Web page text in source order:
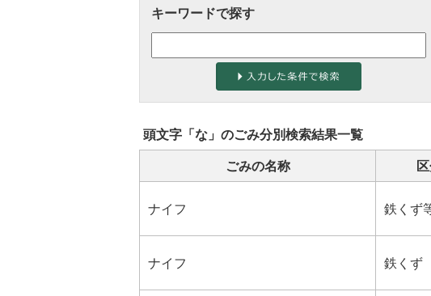
キーワードで探す
頭文字「な 」のごみ分別検索結果一覧
ごみの名称
ナイフ 鉄くず
ナイフ 鉄くず